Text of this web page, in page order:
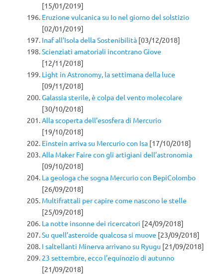
[15/01/2019]
Eruzione vulcanica su Io nel giorno del solstizio
[02/01/2019]
Inaf all’Isola della Sostenibilità [03/12/2018]
Scienziati amatoriali incontrano Giove
[12/11/2018]
Light in Astronomy, la settimana della luce
[09/11/2018]
Galassia sterile, è colpa del vento molecolare
[30/10/2018]
Alla scoperta dell’esosfera di Mercurio
[19/10/2018]
Einstein arriva su Mercurio con Isa [17/10/2018]
Alla Maker Faire con gli artigiani dell’astronomia
[09/10/2018]
La geologa che sogna Mercurio con BepiColombo
[26/09/2018]
Multifrattali per capire come nascono le stelle
[25/09/2018]
La notte insonne dei ricercatori [24/09/2018]
Su quell’asteroide qualcosa si muove [23/09/2018]
I saltellanti Minerva arrivano su Ryugu [21/09/2018]
23 settembre, ecco l’equinozio di autunno
[21/09/2018]